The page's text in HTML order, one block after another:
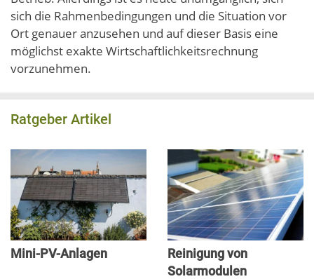
sich die Rahmenbedingungen und die Situation vor
Ort genauer anzusehen und auf dieser Basis eine
möglichst exakte Wirtschaftlichkeitsrechnung
vorzunehmen.
Ratgeber Artikel
Mini-PV-Anlagen
Reinigung von
Solarmodulen